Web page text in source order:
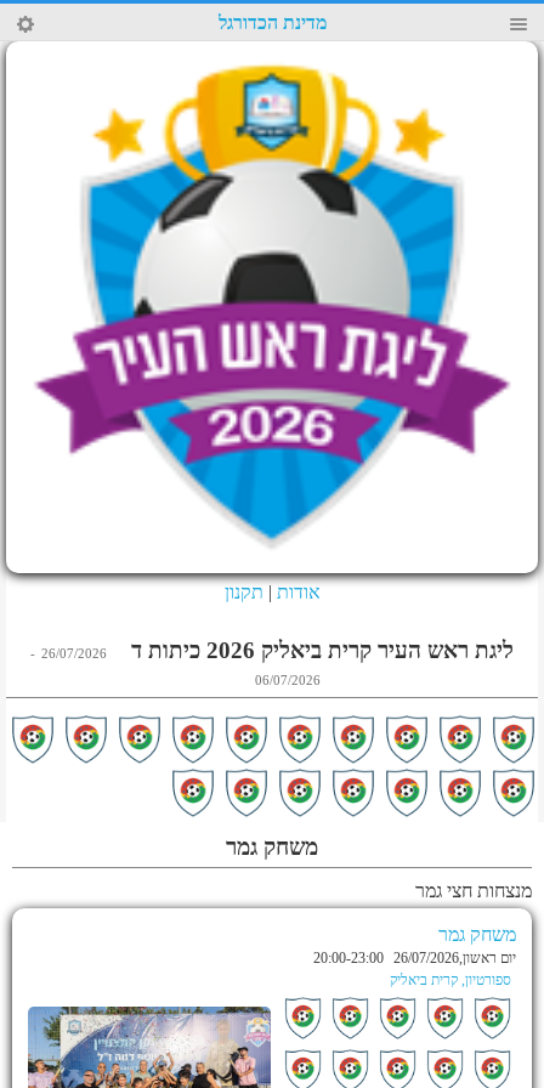
15 מדינת הכדורגל
אודות | תקנון
ליגת ראש העיר קרית ביאליק 2026 כיתות ד 26/07/2026
-
06/07/2026
משחק גמר
מנצחות חצי גמר
משחק גמר
יום ראשון,26/07/2026
20:00-23:00
ספורטיון, קרית ביאליק
4